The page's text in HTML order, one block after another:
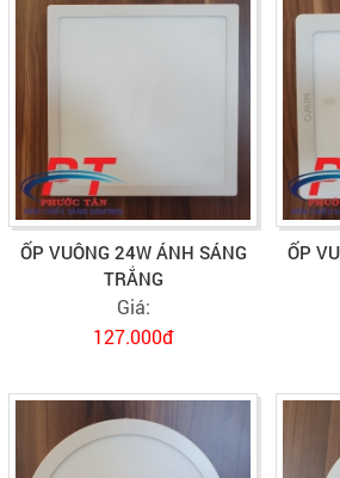
ỐP VUÔNG 24W ÁNH SÁNG
TRẮNG
Giá:
127.000đ
ỐP